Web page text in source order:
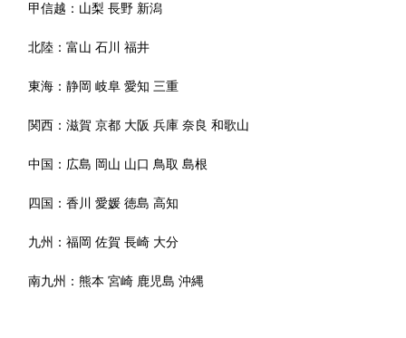
甲信越： 山梨 長野 新潟
北陸：富山 石川 福井
東海：静岡 岐阜 愛知 三重
関西：滋賀 京都 大阪 兵庫 奈良 和歌山
中国： 広島 岡山 山口 鳥取 島根
四国：香川 愛媛 徳島 高知
九州：福岡 佐賀 長崎 大分
南九州：熊本 宮崎 鹿児島 沖縄